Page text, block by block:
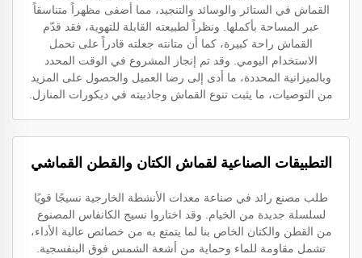
القماش في الستائر والوسائد والتنجيد، مما أضفى مظهراً متناسقاً
عبر المساحة بأكملها. ونظراً لطبيعته القابلة للتهوية، فقد قدّم
القماش راحة كبيرة، كما أن متانته جعلته قادراً على تحمل
الاستخدام اليومي. وقد تم إنجاز المشروع في الوقت المحدد
وبالميزانية المحددة، ما أدى إلى رضا العميل والحصول على المزيد
من التوصيات، ما يثبت تنوع القماش وجاذبيته في ديكورات المنازل.
التطبيقات الصناعية لقماش الكتان والقطن القماشي
طلب مصنع رائد في صناعة معدات الأنشطة الخارجية نسيجًا قويًا
لسلسلة جديدة من الخيام. وقد اختاروا نسيج الكانفاس المصنوع
من القطن والكتان الخاص بنا لما يتمتع به من خصائص عالية الأداء،
تشمل مقاومة للماء وحماية من أشعة الشمس فوق البنفسجية.